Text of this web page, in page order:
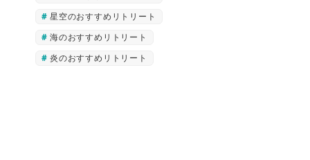
星空のおすすめリトリート
海のおすすめリトリート
炎のおすすめリトリート